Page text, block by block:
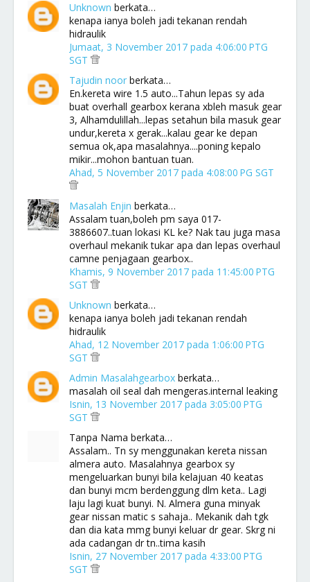
Unknown berkata…
kenapa ianya boleh jadi tekanan rendah
hidraulik
Jumaat, 3 November 2017 pada 4:06:00 PTG
SGT
Tajudin noor berkata…
En.kereta wire 1.5 auto...Tahun lepas sy ada
buat overhall gearbox kerana xbleh masuk gear
3, Alhamdulillah...lepas setahun bila masuk gear
undur,kereta x gerak...kalau gear ke depan
semua ok,apa masalahnya....poning kepalo
mikir...mohon bantuan tuan.
Ahad, 5 November 2017 pada 4:08:00 PG SGT
Masalah Enjin berkata…
Assalam tuan,boleh pm saya 017-
3886607..tuan lokasi KL ke? Nak tau juga masa
overhaul mekanik tukar apa dan lepas overhaul
camne penjagaan gearbox..
Khamis, 9 November 2017 pada 11:45:00 PTG
SGT
Unknown berkata…
kenapa ianya boleh jadi tekanan rendah
hidraulik
Ahad, 12 November 2017 pada 1:06:00 PTG
SGT
Admin Masalahgearbox berkata…
masalah oil seal dah mengeras.internal leaking
Isnin, 13 November 2017 pada 3:05:00 PTG
SGT
Tanpa Nama berkata…
Assalam.. Tn sy menggunakan kereta nissan
almera auto. Masalahnya gearbox sy
mengeluarkan bunyi bila kelajuan 40 keatas
dan bunyi mcm berdenggung dlm keta.. Lagi
laju lagi kuat bunyi. N. Almera guna minyak
gear nissan matic s sahaja.. Mekanik dah tgk
dan dia kata mmg bunyi keluar dr gear. Skrg ni
ada cadangan dr tn..tima kasih
Isnin, 27 November 2017 pada 4:33:00 PTG
SGT